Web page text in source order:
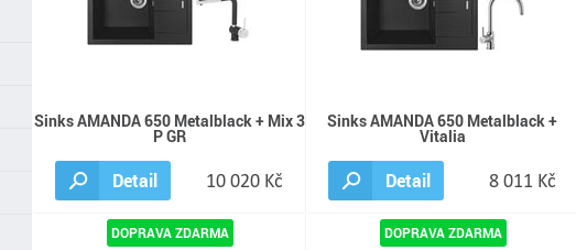
Sinks AMANDA 650 Metalblack + Mix 3
P GR
Detail 10 020 Kč
Sinks AMANDA 650 Metalblack +
Vitalia
Detail 8 011 Kč